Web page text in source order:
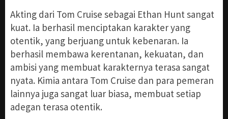
Akting dari Tom Cruise sebagai Ethan Hunt sangat
kuat. Ia berhasil menciptakan karakter yang
otentik, yang berjuang untuk kebenaran. Ia
berhasil membawa kerentanan, kekuatan, dan
ambisi yang membuat karakternya terasa sangat
nyata. Kimia antara Tom Cruise dan para pemeran
lainnya juga sangat luar biasa, membuat setiap
adegan terasa otentik.